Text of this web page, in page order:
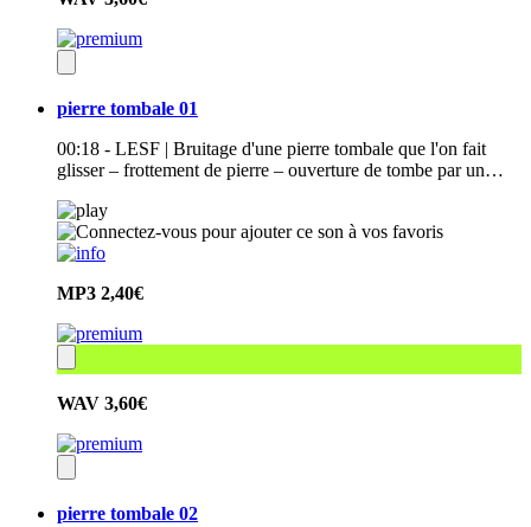
pierre tombale 01
00:18 - LESF | Bruitage d'une pierre tombale que l'on fait
glisser – frottement de pierre – ouverture de tombe par un…
MP3 2,40€
WAV 3,60€
pierre tombale 02